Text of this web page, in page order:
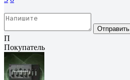
Отправить
П
Покупатель